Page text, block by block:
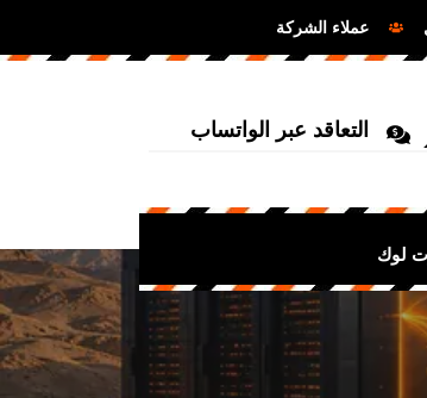
عملاء الشركة
التعاقد عبر الواتساب
لوك